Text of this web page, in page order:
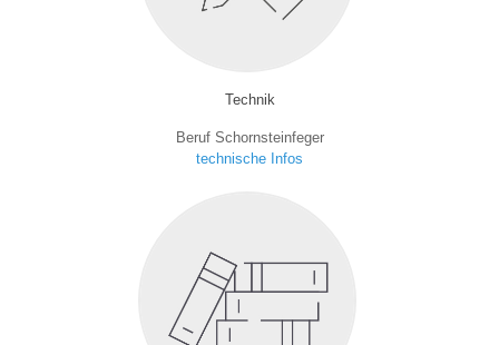
Technik
Beruf Schornsteinfeger
technische Infos